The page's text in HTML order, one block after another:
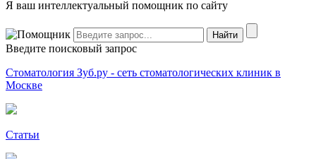
Я ваш интеллектуальный помощник по сайту
Введите поисковый запрос
Стоматология Зуб.ру - сеть стоматологических клиник в
Москве
Статьи